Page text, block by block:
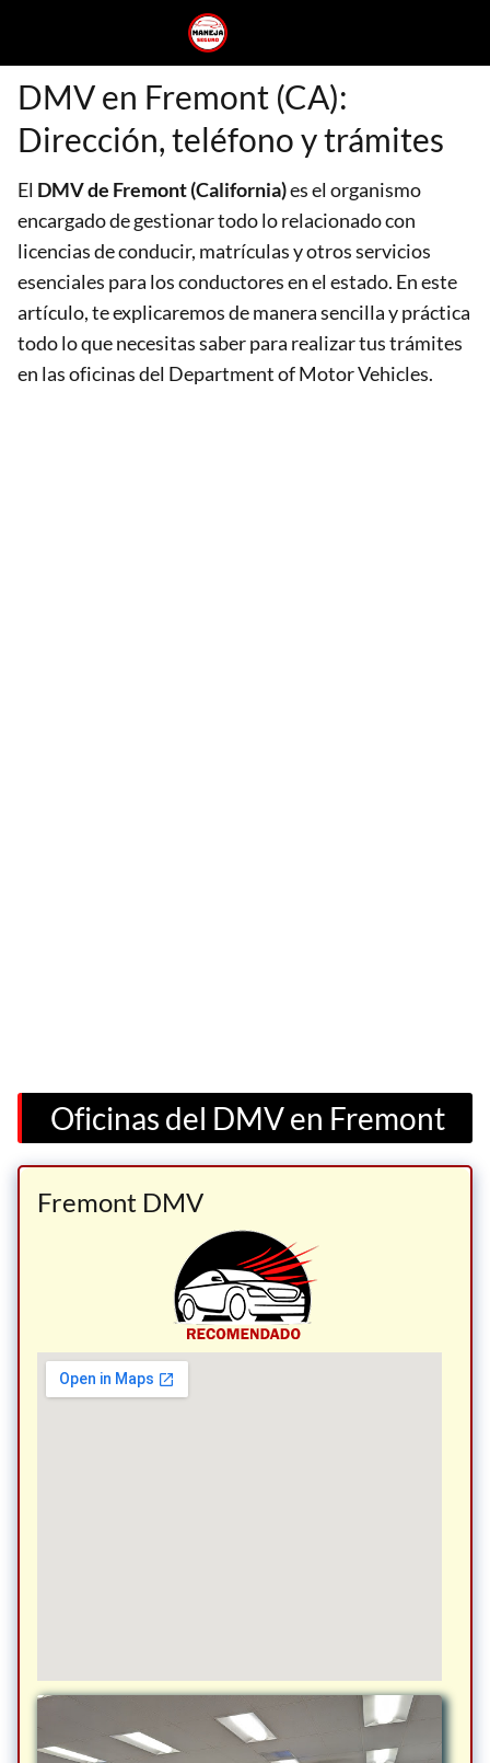
DMV en Fremont (CA):
Dirección, teléfono y trámites
El DMV de Fremont (California)es el organismo
encargado de gestionar todo lo relacionado con
licencias de conducir, matrículas y otros servicios
esenciales para los conductores en el estado. En este
artículo, te explicaremos de manera sencilla y práctica
todo lo que necesitas saber para realizar tus trámites
en las oficinas del Department of Motor Vehicles.
Oficinas del DMV en Fremont
Fremont DMV